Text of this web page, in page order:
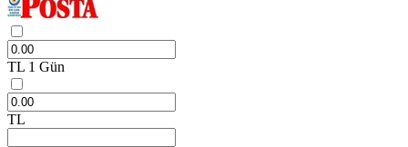
TL 1 Gün
TL